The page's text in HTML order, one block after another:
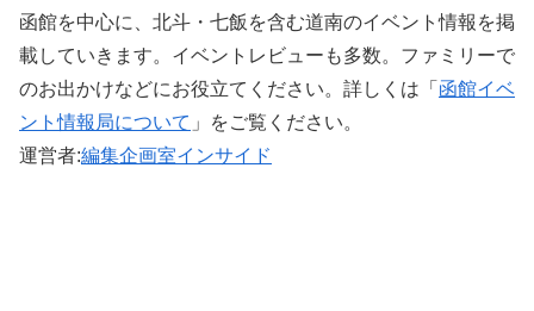
函館を中心に、北斗・七飯を含む道南のイベント情報を掲
載していきます。イベントレビューも多数。ファミリーで
のお出かけなどにお役立てください。詳しくは「 函館イベ
ント情報局について 」をご覧ください。 ‎
運営者:編集企画室インサイド